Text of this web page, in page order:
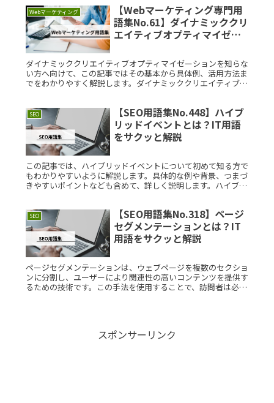
Webマーケティング
【Webマーケティング専門用
語集No.61】ダイナミッククリ
エイティブオプティマイゼー
と解説
ダイナミッククリエイティブオプティマイゼーションを知らな
い方へ向けて、この記事ではその基本から具体例、活用方法ま
でをわかりやすく解説します。ダイナミッククリエイティブオ
SEO
【SEO用語集No.448】ハイブ
リッドイベントとは？IT用語
をサクッと解説
この記事では、ハイブリッドイベントについて初めて知る方で
もわかりやすいように解説します。具体的な例や背景、つまづ
きやすいポイントなども含めて、詳しく説明します。ハイブリ
SEO
【SEO用語集No.318】ページ
セグメンテーションとは？IT
用語をサクッと解説
ページセグメンテーションは、ウェブページを複数のセクショ
ンに分割し、ユーザーにより関連性の高いコンテンツを提供す
るための技術です。この手法を使用することで、訪問者は必要
スポンサーリンク